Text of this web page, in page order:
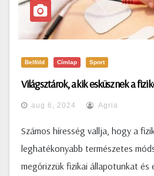
Belföld Címlap Sport
Világsztárok, akik esküsznek a
aug 6, 2024 Agria
Számos híresség vallja, hogy a
leghatékonyabb természetes
megőrizzük fizikai állapotunkat és